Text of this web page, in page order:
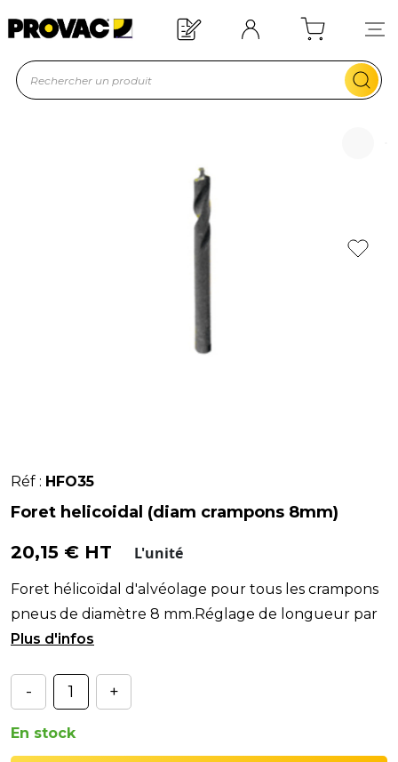
Offre de bienvenue : 20€ offerts !
En savoir plus
Réf : HFO35
Foret helicoidal (diam crampons 8mm)
20,15 € HT L'unité
Foret hélicoïdal d'alvéolage pour tous les crampons
pneus de diamètre 8 mm.Réglage de longueur par
la butée BUT35.
- +
En stock